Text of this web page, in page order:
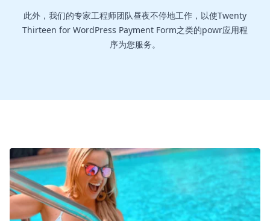
此外，我们的专家工程师团队昼夜不停地工作，以使Twenty
Thirteen for WordPress Payment Form之类的powr应用程
序为您服务。